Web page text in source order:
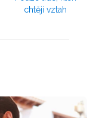
chtějí vztah